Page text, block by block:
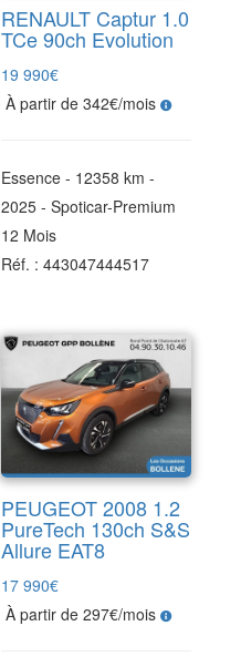
RENAULT Captur 1.0
TCe 90ch Evolution
19 990€
À partir de 342€/mois
Essence - 12358 km -
2025 - Spoticar-Premium
12 Mois
Réf. : 443047444517
PEUGEOT 2008 1.2
PureTech 130ch S&S
Allure EAT8
17 990€
À partir de 297€/mois